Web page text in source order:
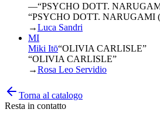
—“PSYCHO DOTT.
“PSYCHO DOTT. NARUGAMI
→Luca Sandri
MI
Miki Itō“OLIVIA CARLISLE”
“OLIVIA CARLISLE”
→Rosa Leo Servidio
Torna al catalogo
Resta in contatto